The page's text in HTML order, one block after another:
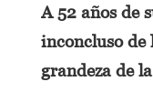
A 52 años de
inconcluso de
grandeza de